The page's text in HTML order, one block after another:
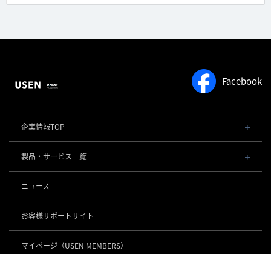
Facebook
企業情報TOP
会社概要・役員一覧
事業内容
社長メッセージ
事業所一覧
店舗DX
製品・サービス一覧
POSレジ 他
USENレジ
USENセルフレジ
USEN ハンディ
キャッシュレス決済
USEN PAY
お役立ち情報
ニュース
お客様サポートサイト
マイページ （USEN MEMBERS）